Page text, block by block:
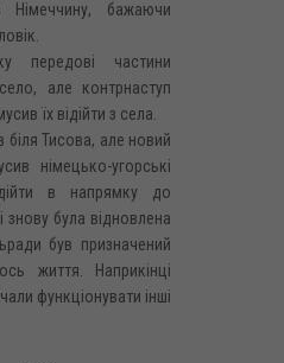
Німеччину, бажаючи
передові частини
але контрнаступ
їх відійти з села.
Тисова, але новий
німецько-угорські
в напрямку до
знову була відновлена
був призначений
життя. Наприкінці
функціонувати інші